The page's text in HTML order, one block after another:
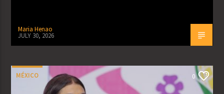
Maria Henao
JULY 30, 2026
MÉXICO 0